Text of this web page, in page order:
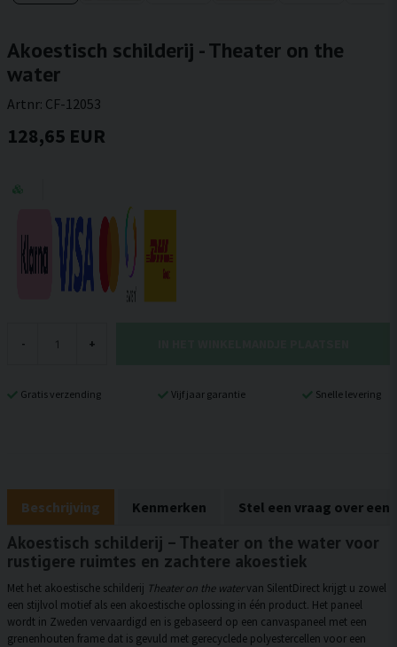
Akoestisch schilderij - Theater on the
water
Artnr: CF-12053
128,65 EUR
- +
Gratis verzending Vijf jaar garantie Snelle levering
Beschrijving Kenmerken Stel een vraag over een
Akoestisch schilderij – Theater on the water voor
rustigere ruimtes en zachtere akoestiek
Met het akoestische schilderij Theater on the watervan SilentDirect krijgt u zowel
een stijlvol motief als een akoestische oplossing in één product. Het paneel
wordt in Zweden vervaardigd en is gebaseerd op een canvaspaneel met een
grenenhouten frame dat is gevuld met gerecyclede polyestercellen voor een